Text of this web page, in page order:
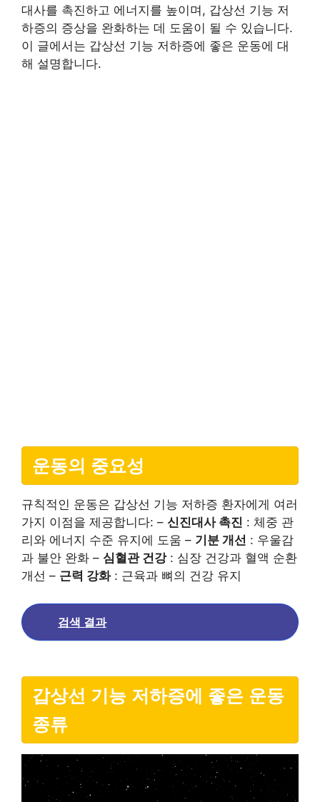
대사를 촉진하고 에너지를 높이며, 갑상선 기능 저
하증의 증상을 완화하는 데 도움이 될 수 있습니다.
이 글에서는 갑상선 기능 저하증에 좋은 운동에 대
해 설명합니다.
운동의 중요성
규칙적인 운동은 갑상선 기능 저하증 환자에게 여러
가지 이점을 제공합니다: – 신진대사 촉진 : 체중 관
리와 에너지 수준 유지에 도움 – 기분 개선 : 우울감
과 불안 완화 – 심혈관 건강: 심장 건강과 혈액 순환
개선 – 근력 강화: 근육과 뼈의 건강 유지
검색 결과
갑상선 기능 저하증에 좋은 운동
종류